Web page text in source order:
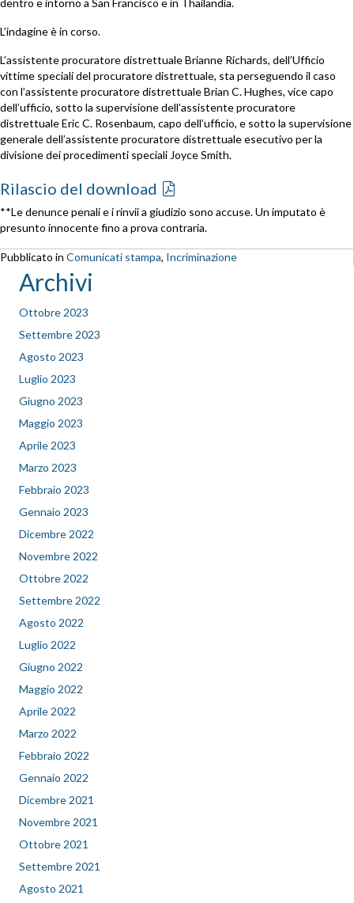
L’indagine è in corso.
L’assistente procuratore distrettuale Brianne Richards, dell’Ufficio
vittime speciali del procuratore distrettuale, sta perseguendo il caso
con l’assistente procuratore distrettuale Brian C. Hughes, vice capo
dell’ufficio, sotto la supervisione dell’assistente procuratore
distrettuale Eric C. Rosenbaum, capo dell’ufficio, e sotto la supervisione
generale dell’assistente procuratore distrettuale esecutivo per la
divisione dei procedimenti speciali Joyce Smith.
Rilascio del download
**Le denunce penali e i rinvii a giudizio sono accuse. Un imputato è
presunto innocente fino a prova contraria.
Pubblicato in Comunicati stampa, Incriminazione
Archivi
Ottobre 2023
Settembre 2023
Agosto 2023
Luglio 2023
Giugno 2023
Maggio 2023
Aprile 2023
Marzo 2023
Febbraio 2023
Gennaio 2023
Dicembre 2022
Novembre 2022
Ottobre 2022
Settembre 2022
Agosto 2022
Luglio 2022
Giugno 2022
Maggio 2022
Aprile 2022
Marzo 2022
Febbraio 2022
Gennaio 2022
Dicembre 2021
Novembre 2021
Ottobre 2021
Settembre 2021
Agosto 2021